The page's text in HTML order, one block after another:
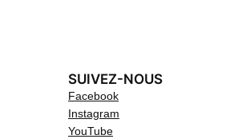
SUIVEZ-NOUS
Facebook
Instagram
YouTube